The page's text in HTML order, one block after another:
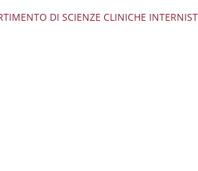
DI SCIENZE CLINICHE